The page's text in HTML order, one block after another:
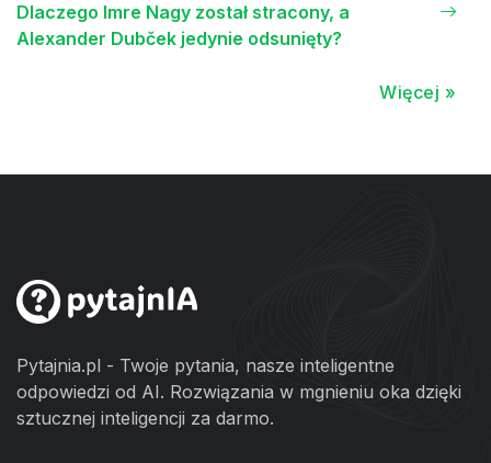
Dlaczego Imre Nagy został stracony, a
Alexander Dubček jedynie odsunięty?
Więcej »
Pytajnia.pl - Twoje pytania, nasze inteligentne
odpowiedzi od AI. Rozwiązania w mgnieniu oka dzięki
sztucznej inteligencji za darmo.